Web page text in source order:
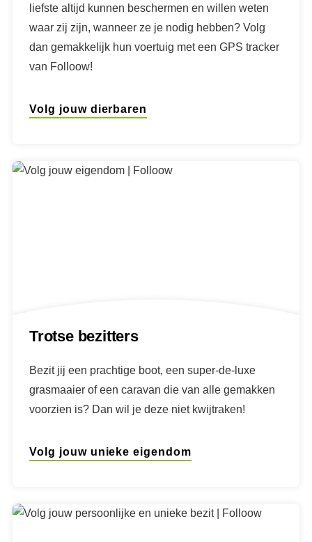
liefste altijd kunnen beschermen en willen weten
waar zij zijn, wanneer ze je nodig hebben? Volg
dan gemakkelijk hun voertuig met een GPS tracker
van Folloow!
Volg jouw dierbaren
Trotse bezitters
Bezit jij een prachtige boot, een super-de-luxe
grasmaaier of een caravan die van alle gemakken
voorzien is? Dan wil je deze niet kwijtraken!
Volg jouw unieke eigendom